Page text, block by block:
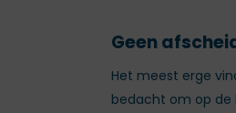
Geen
Het meest erge
bedacht om op de